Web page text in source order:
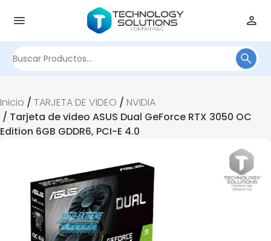
Inicio / TARJETA DE VIDEO / NVIDIA
/ Tarjeta de video ASUS Dual GeForce RTX 3050 OC
Edition 6GB GDDR6, PCI-E 4.0